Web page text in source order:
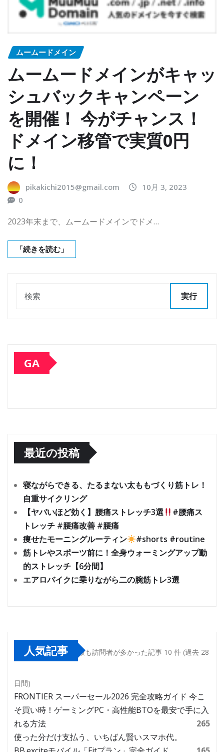
ムームードメイン
ムームードメインがキャッ
シュバックキャンペーン
を開催！ 今がチャンス！
ドメイン移管で実質0円
に！
pikakichi2015@gmail.com
10月 3, 2023
0
2023年末まで、ムームードメインでドメ…
「続きを読む」
実行
GA
最近の投稿
寝ながらできる、たるまない太ももづくり筋トレ！
自重サイクリング
【ヤバいほど効く】腰痛ストレッチ3選
#腰痛ス
トレッチ #腰痛改善 #腰痛
痩せたモーニングルーティン
#shorts #routine
筋トレやスポーツ前に！全身ウォーミングアップ動
的ストレッチ【6分間】
エアロバイクに乗りながら二の腕筋トレ3選
人気記事 最も訪問者が多かった記事 10 件 (過去 28
日間)
FRONTIER スーパーセール2026 完全攻略ガイド 今こ
そ買い時！ゲーミングPC・高性能BTOを最安で手に入
れる方法
265
使った分だけ支払う、いちばん賢いスマホ代。